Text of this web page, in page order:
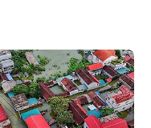
국을
기껏
. 그리
다.그러
발합니